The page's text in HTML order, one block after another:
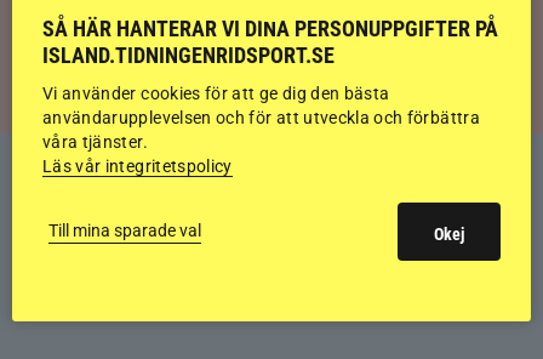
Svensk bakom världens högst bedömda
islandshäst
SÅ HÄR HANTERAR VI DINA PERSONUPPGIFTER PÅ
ISLAND.TIDNINGENRIDSPORT.SE
Vi använder cookies för att ge dig den bästa
användarupplevelsen och för att utveckla och förbättra
våra tjänster.
Läs vår integritetspolicy
Till mina sparade val Okej